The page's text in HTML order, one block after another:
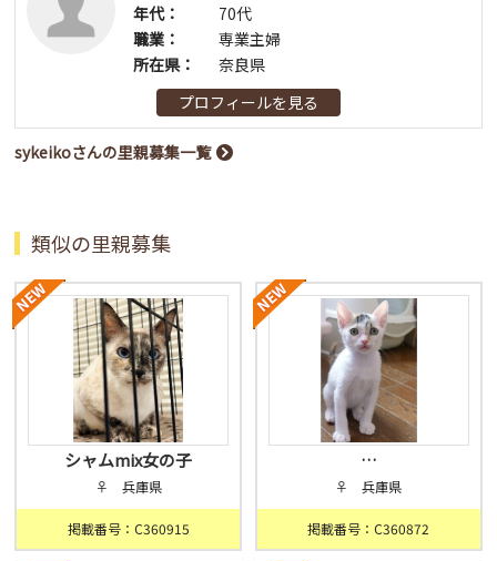
年代：
70代
職業：
専業主婦
所在県：
奈良県
プロフィールを見る
sykeikoさんの里親募集一覧
類似の里親募集
シャムmix女の子
♀ 兵庫県
掲載番号：C360915
…
♀ 兵庫県
掲載番号：C360872